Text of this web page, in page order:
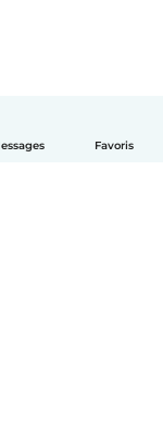
Favoris